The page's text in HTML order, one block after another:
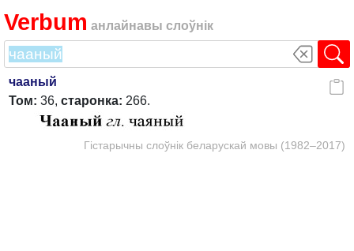
Verbum анлайнавы слоўнік
чааный
Том: 36, старонка: 266.
Гістарычны слоўнік беларускай мовы (1982–2017)